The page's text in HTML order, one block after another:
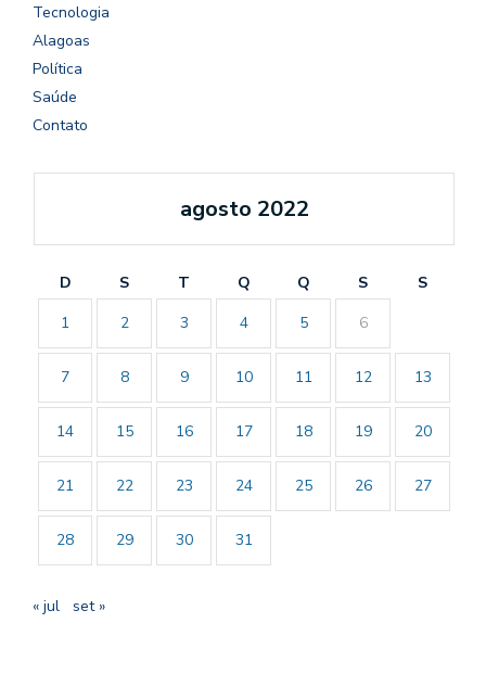
Tecnologia
Alagoas
Política
Saúde
Contato
agosto 2022
D S T Q Q S
S
1
2 3 4 5 6
7 8 9 10 11 12 13
14 15 16 17 18 19 20
21 22 23 24 25 26 27
28 29 30 31
« jul set »